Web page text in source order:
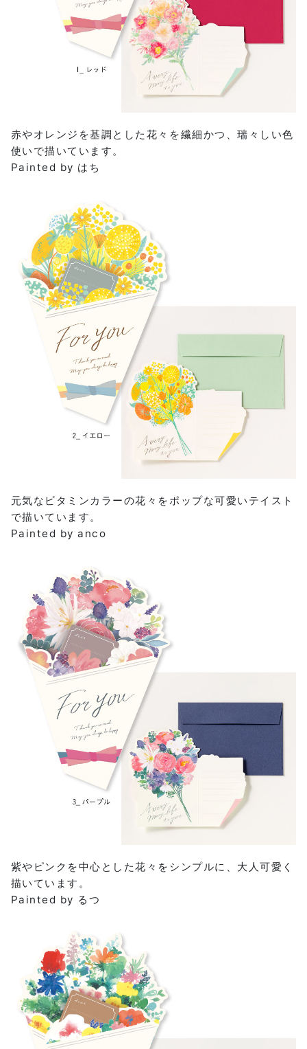
赤やオレンジを基調とした花々を繊細かつ、瑞々しい色
使いで描いています。
Painted by はち
元気なビタミンカラーの花々をポップな可愛いテイスト
で描いています。
Painted by anco
紫やピンクを中心とした花々をシンプルに、大人可愛く
描いています。
Painted by るつ